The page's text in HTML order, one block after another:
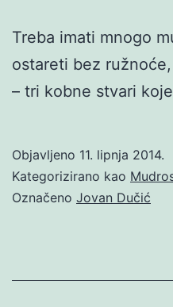
Treba imati mnogo
ostareti bez
– tri kobne stvari
Objavljeno 11. lipnja 2014.
Kategorizirano kao
Označeno Jovan Dučić